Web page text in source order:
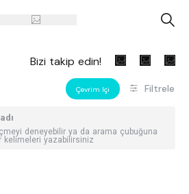
A
Bizi takip edin!
Çevrim Içi Filtrele
deneyebilir ya da arama çubuğuna
kelimeleri yazabilirsiniz